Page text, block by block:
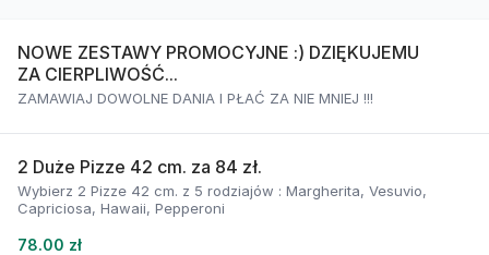
NOWE ZESTAWY PROMOCYJNE :) DZIĘKUJEMU
ZA CIERPLIWOŚĆ...
ZAMAWIAJ DOWOLNE DANIA I PŁAĆ ZA NIE MNIEJ !!!
2 Duże Pizze 42 cm. za 84 zł.
Wybierz 2 Pizze 42 cm. z 5 rodziajów : Margherita, Vesuvio,
Capriciosa, Hawaii, Pepperoni
78.00 zł